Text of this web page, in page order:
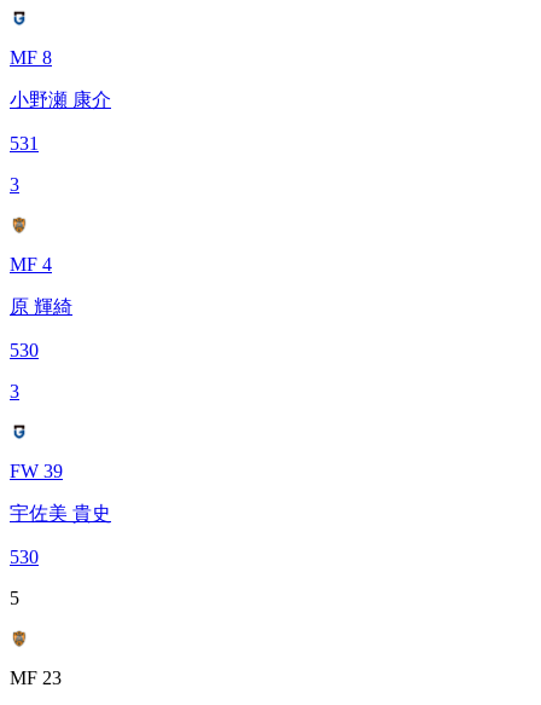
MF 8
小野瀬 康介
531
3
MF 4
原 輝綺
530
3
FW 39
宇佐美 貴史
530
5
MF 23